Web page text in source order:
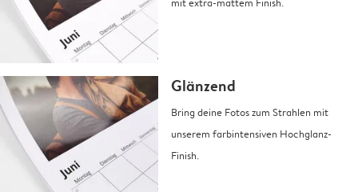
Glänzend
Bring deine Fotos zum Strahlen mit
unserem farbintensiven Hochglanz-
Finish.